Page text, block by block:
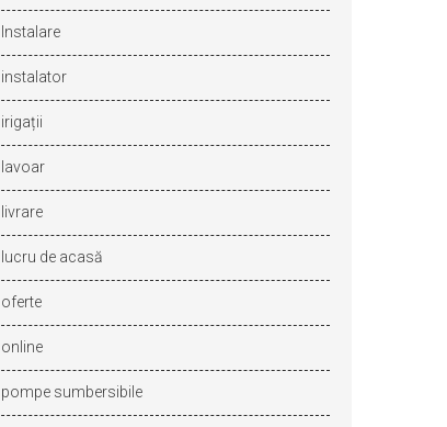
Instalare
instalator
irigații
lavoar
livrare
lucru de acasă
oferte
online
pompe sumbersibile